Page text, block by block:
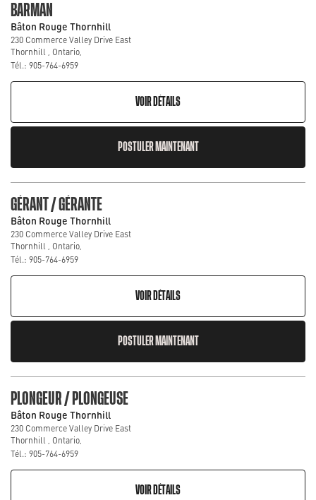
BARMAN
Bâton Rouge Thornhill
230 Commerce Valley Drive East
Thornhill , Ontario,
Tél.: 905-764-6959
VOIR DÉTAILS
POSTULER MAINTENANT
GÉRANT / GÉRANTE
Bâton Rouge Thornhill
230 Commerce Valley Drive East
Thornhill , Ontario,
Tél.: 905-764-6959
VOIR DÉTAILS
POSTULER MAINTENANT
PLONGEUR / PLONGEUSE
Bâton Rouge Thornhill
230 Commerce Valley Drive East
Thornhill , Ontario,
Tél.: 905-764-6959
VOIR DÉTAILS